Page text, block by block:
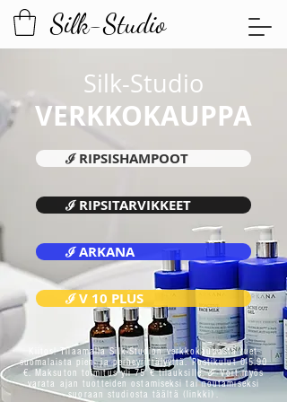
Silk-Studio
Silk-Studio
VERKKOKAUPPA
ℐ RIPSISHAMPOOT
ℐ RIPSITARVIKKEET
ℐ ARKANA
ℐ V 10 PLUS
Kiitos! Tilaamalla Silk-Studion verkkokaupasta tuet
suomalaista pien- ja perheyrittäjyyttä. Postikulut 0-5.90
€. Maksuton toimitus yli 75 € tilauksille.ℐ Voit myös
varata ajan tuotteiden ostamiseksi tai noutamiseksi
suoraan studiosta täältä (linkki).